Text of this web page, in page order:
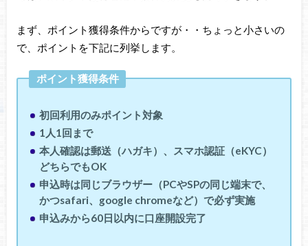
まず、ポイント獲得条件からですが・・ちょっと小さいの
で、ポイントを下記に列挙します。
ポイント獲得条件
初回利用のみポイント対象
1人1回まで
本人確認は郵送（ハガキ）、スマホ認証（eKYC）
どちらでもOK
申込時は同じブラウザー（PCやSPの同じ端末で、
かつsafari、google chromeなど）で必ず実施
申込みから60日以内に口座開設完了